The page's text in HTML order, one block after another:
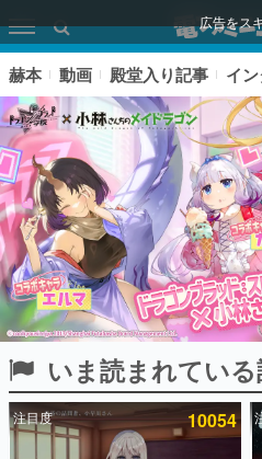
広告をス
ピックアップ
電ファミのいま読まれている記事
赫本 動画 殿堂入り記事 イ
いま読まれてい
注目度 10054